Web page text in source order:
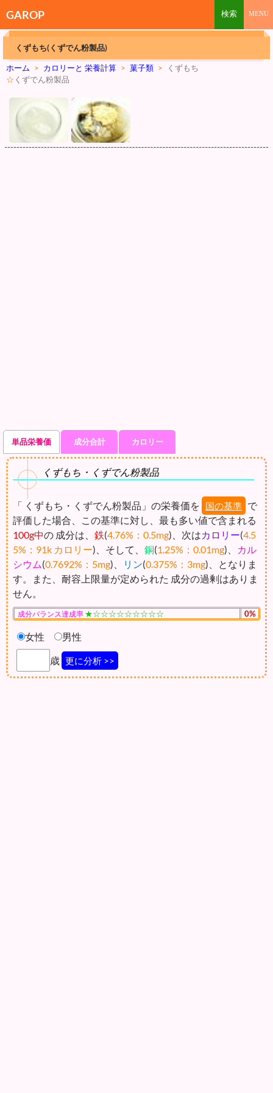
GAROP
くずもち(くずでん粉製品)
ホーム > カロリーと 栄養計算 > 菓子類 >
くずもち
☆ くずでん粉製品
単品栄養価 成分合計 カロリー
くずもち・くずでん粉製品
「 くずもち・くずでん粉製品」の栄養価を 国の基準 で
評価した場合、この基準に対し、最も多い値で含まれる
100g中の 成分は、 鉄(4.76%：0.5mg)、次はカロリー(4.5
5%：91k カロリー)、そして、 銅(1.25%：0.01mg)、
カル
シウム(0.7692%：5mg)、 リン(0.375%：3mg)、となりま
す。また、耐容上限量が定められた 成分の過剰はありま
せん。
成分バランス達成率 ★☆☆☆☆☆☆☆☆☆ 0%
女性 男性
歳 更に分析 >>